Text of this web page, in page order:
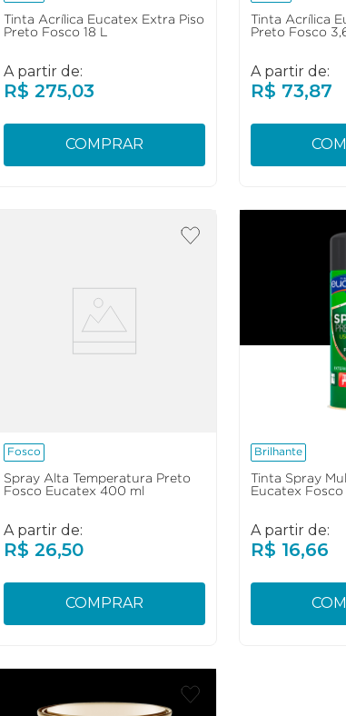
Tinta Acrílica Eucatex Extra Piso
Preto Fosco 18 L
A partir de:
R$ 275,03
COMPRAR
Tinta Acrílica
Preto Fosco
A partir de:
R$ 73,87
Fosco
Spray Alta Temperatura Preto
Fosco Eucatex 400 ml
A partir de:
R$ 26,50
COMPRAR
Brilhante
Tinta Spray
Eucatex Fosco
A partir de:
R$ 16,66